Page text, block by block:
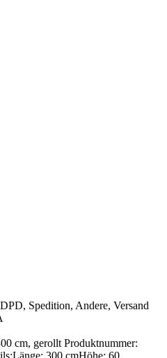
Spedition, Andere, Versand
cm, gerollt Produktnummer:
300 cmHöhe: 60